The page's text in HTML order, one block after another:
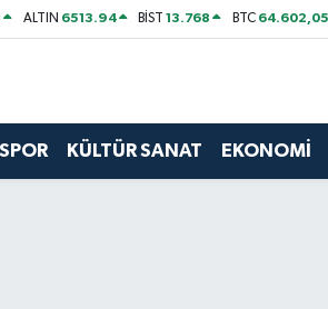
ALTIN 6513.94 BİST13.768 BTC 64.602,05
SPOR KÜLTÜR SANAT EKONOMİ